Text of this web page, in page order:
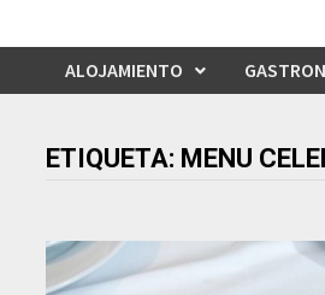
ALOJAMIENTO
ETIQUETA: MENU